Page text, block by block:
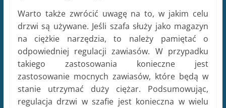
Warto także zwrócić uwagę na to, w jakim celu
drzwi są używane. Jeśli szafa służy jako magazyn
na ciężkie narzędzia, to należy pamiętać o
odpowiedniej regulacji zawiasów. W przypadku
takiego zastosowania konieczne jest
zastosowanie mocnych zawiasów, które będą w
stanie utrzymać duży ciężar. Podsumowując,
regulacja drzwi w szafie jest konieczna w wielu